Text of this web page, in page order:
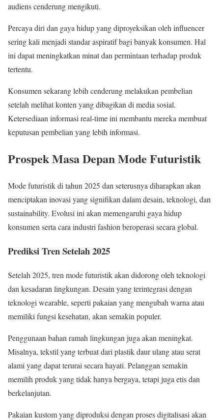
audiens cenderung mengikuti.
Percaya diri dan gaya hidup yang diproyeksikan oleh influencer
sering kali menjadi standar aspiratif bagi banyak konsumen. Hal
ini dapat meningkatkan minat dan permintaan terhadap produk
tertentu.
Konsumen sekarang lebih cenderung melakukan pembelian
setelah melihat konten yang dibagikan di media sosial.
Ketersediaan informasi real-time ini membantu mereka membuat
keputusan pembelian yang lebih informasi.
Prospek Masa Depan Mode Futuristik
Mode futuristik di tahun 2025 dan seterusnya diharapkan akan
menciptakan inovasi yang signifikan dalam desain, teknologi, dan
sustainability. Evolusi ini akan memengaruhi gaya hidup
konsumen serta cara industri fashion beroperasi secara global.
Prediksi Tren Setelah 2025
Setelah 2025, tren mode futuristik akan didorong oleh teknologi
dan kesadaran lingkungan. Desain yang terintegrasi dengan
teknologi wearable, seperti pakaian yang mengubah warna atau
memiliki fungsi kesehatan, akan semakin populer.
Penggunaan bahan ramah lingkungan juga akan meningkat.
Misalnya, tekstil yang terbuat dari plastik daur ulang atau serat
alami yang dapat terurai secara hayati. Pelanggan semakin
memilih produk yang tidak hanya bergaya, tetapi juga etis dan
berkelanjutan.
Pakaian kustom yang diproduksi dengan proses digitalisasi akan